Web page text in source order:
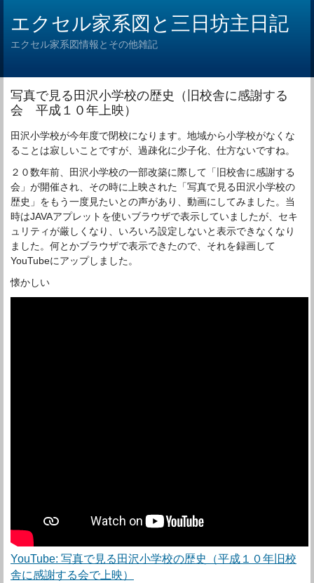
エクセル家系図と三日坊主日記
エクセル家系図情報とその他雑記
写真で見る田沢小学校の歴史（旧校舎に感謝する
会 平成１０年上映）
田沢小学校が今年度で閉校になります。地域から小学校がなくな
ることは寂しいことですが、過疎化に少子化、仕方ないですね。
２０数年前、田沢小学校の一部改築に際して「旧校舎に感謝する
会」が開催され、その時に上映された「写真で見る田沢小学校の
歴史」をもう一度見たいとの声があり、動画にしてみました。当
時はJAVAアプレットを使いブラウザで表示していましたが、セキ
ュリティが厳しくなり、いろいろ設定しないと表示できなくなり
ました。何とかブラウザで表示できたので、それを録画して
YouTubeにアップしました。
懐かしい
YouTube: 写真で見る田沢小学校の歴史（平成１０年旧校
舎に感謝する会で上映）